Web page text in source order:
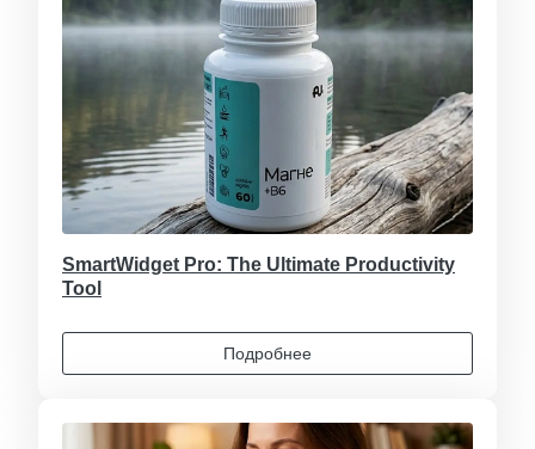
SmartWidget Pro: The Ultimate Productivity
Tool
Подробнее